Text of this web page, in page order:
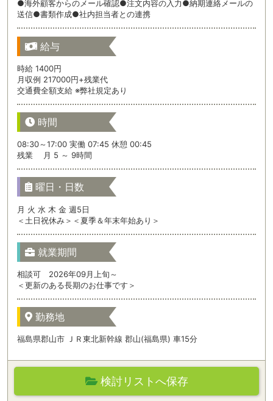
●海外顧客からのメール確認●注文内容の入力●納期連絡メールの
送信●書類作成●社内担当者との連携
給与
時給 1400円
月収例 217000円+残業代
交通費全額支給 ※弊社規定あり
時間
08:30～17:00 実働 07:45 休憩 00:45
残業 月 5 ～ 9時間
曜日・日数
月 火 水 木 金 週5日
＜土日祝休み＞＜夏季＆年末年始あり＞
就業期間
相談可 2026年09月上旬～
＜更新のある長期のお仕事です＞
勤務地
福島県郡山市 ＪＲ東北新幹線 郡山(福島県) 車15分
検討リストへ保存